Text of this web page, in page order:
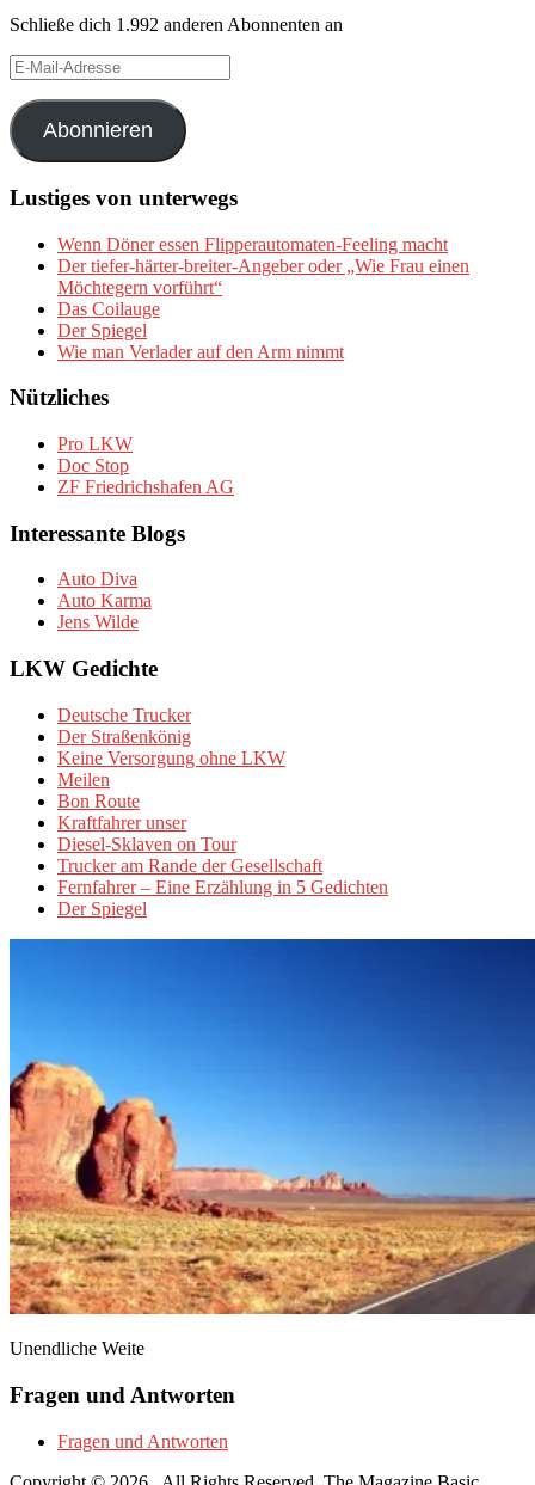
Schließe dich 1.992 anderen Abonnenten an
E-
Mail-
Adresse
Abonnieren
Lustiges von unterwegs
Wenn Döner essen Flipperautomaten-Feeling macht
Der tiefer-härter-breiter-Angeber oder „Wie Frau einen
Möchtegern vorführt“
Das Coilauge
Der Spiegel
Wie man Verlader auf den Arm nimmt
Nützliches
Pro LKW
Doc Stop
ZF Friedrichshafen AG
Interessante Blogs
Auto Diva
Auto Karma
Jens Wilde
LKW Gedichte
Deutsche Trucker
Der Straßenkönig
Keine Versorgung ohne LKW
Meilen
Bon Route
Kraftfahrer unser
Diesel-Sklaven on Tour
Trucker am Rande der Gesellschaft
Fernfahrer – Eine Erzählung in 5 Gedichten
Der Spiegel
Unendliche Weite
Fragen und Antworten
Fragen und Antworten